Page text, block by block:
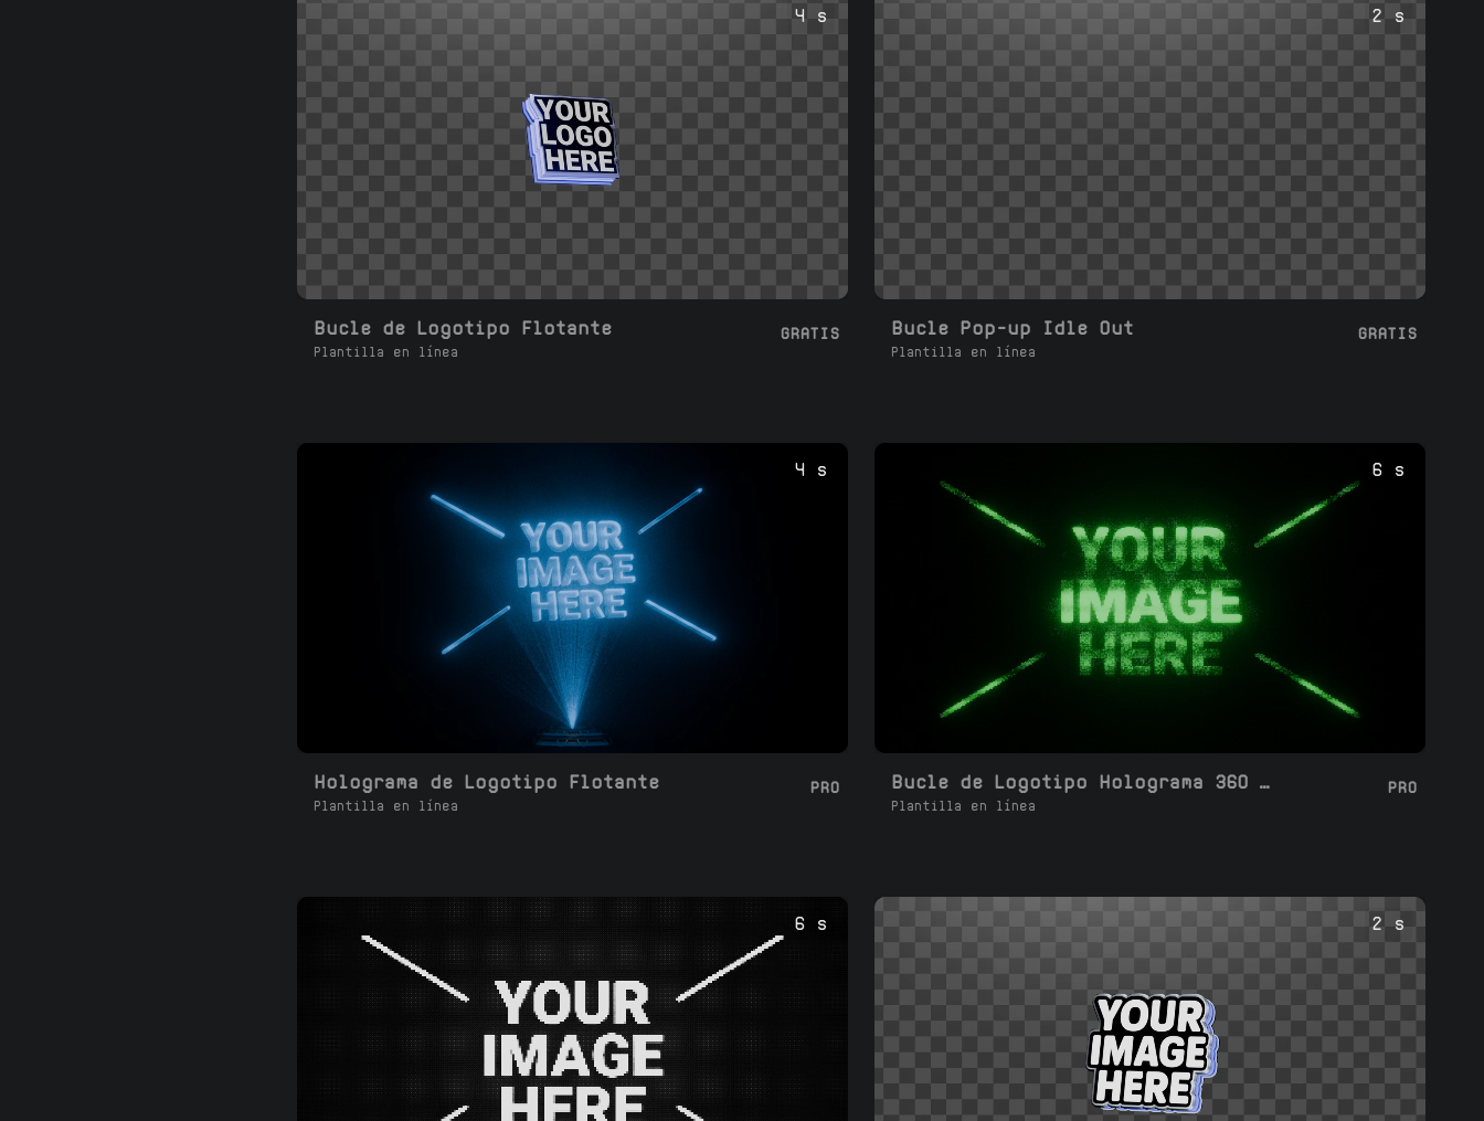
4 s
Bucle de Logotipo Flotante
Plantilla en línea
GRATIS
2 s
Bucle Pop-up Idle Out
Plantilla en línea
GRATIS
4 s
Holograma de Logotipo Flotante
Plantilla en línea
PRO
6 s
Bucle de Logotipo Holograma 360 Giro 3D
Plantilla en línea
PRO
6 s 2 s